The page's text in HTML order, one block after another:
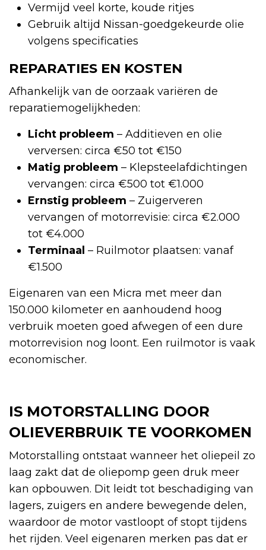
Vermijd veel korte, koude ritjes
Gebruik altijd Nissan-goedgekeurde olie
volgens specificaties
REPARATIES EN KOSTEN
Afhankelijk van de oorzaak variëren de
reparatiemogelijkheden:
Licht probleem – Additieven en olie
verversen: circa €50 tot €150
Matig probleem – Klepsteelafdichtingen
vervangen: circa €500 tot €1.000
Ernstig probleem – Zuigerveren
vervangen of motorrevisie: circa €2.000
tot €4.000
Terminaal – Ruilmotor plaatsen: vanaf
€1.500
Eigenaren van een Micra met meer dan
150.000 kilometer en aanhoudend hoog
verbruik moeten goed afwegen of een dure
motorrevision nog loont. Een ruilmotor is vaak
economischer.
IS MOTORSTALLING DOOR
OLIEVERBRUIK TE VOORKOMEN
Motorstalling ontstaat wanneer het oliepeil zo
laag zakt dat de oliepomp geen druk meer
kan opbouwen. Dit leidt tot beschadiging van
lagers, zuigers en andere bewegende delen,
waardoor de motor vastloopt of stopt tijdens
het rijden. Veel eigenaren merken pas dat er